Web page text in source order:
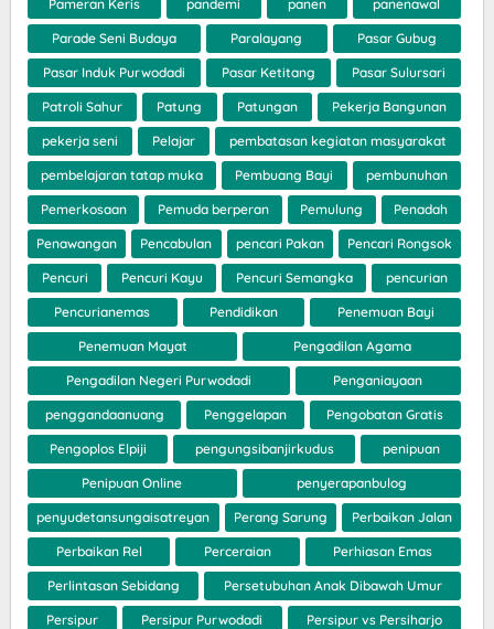
Pameran Keris pandemi panen panenawal
Parade Seni Budaya Paralayang Pasar Gubug
Pasar Induk Purwodadi Pasar Ketitang Pasar Sulursari
Patroli Sahur Patung Patungan Pekerja Bangunan
pekerja seni Pelajar pembatasan kegiatan masyarakat
pembelajaran tatap muka Pembuang Bayi pembunuhan
Pemerkosaan Pemuda berperan Pemulung Penadah
Penawangan Pencabulan pencari Pakan Pencari Rongsok
Pencuri Pencuri Kayu Pencuri Semangka pencurian
Pencurianemas Pendidikan Penemuan Bayi
Penemuan Mayat Pengadilan Agama
Pengadilan Negeri Purwodadi Penganiayaan
penggandaanuang Penggelapan Pengobatan Gratis
Pengoplos Elpiji pengungsibanjirkudus penipuan
Penipuan Online penyerapanbulog
penyudetansungaisatreyan Perang Sarung Perbaikan Jalan
Perbaikan Rel Perceraian Perhiasan Emas
Perlintasan Sebidang Persetubuhan Anak Dibawah Umur
Persipur Persipur Purwodadi Persipur vs Persiharjo